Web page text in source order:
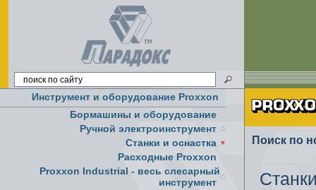
Инструмент и оборудование Proxxon
Бормашины и оборудование
Ручной электроинструмент
Cтанки и оснастка
Расходные Proxxon
Proxxon Industrial - весь слесарный
инструмент
Поиск по